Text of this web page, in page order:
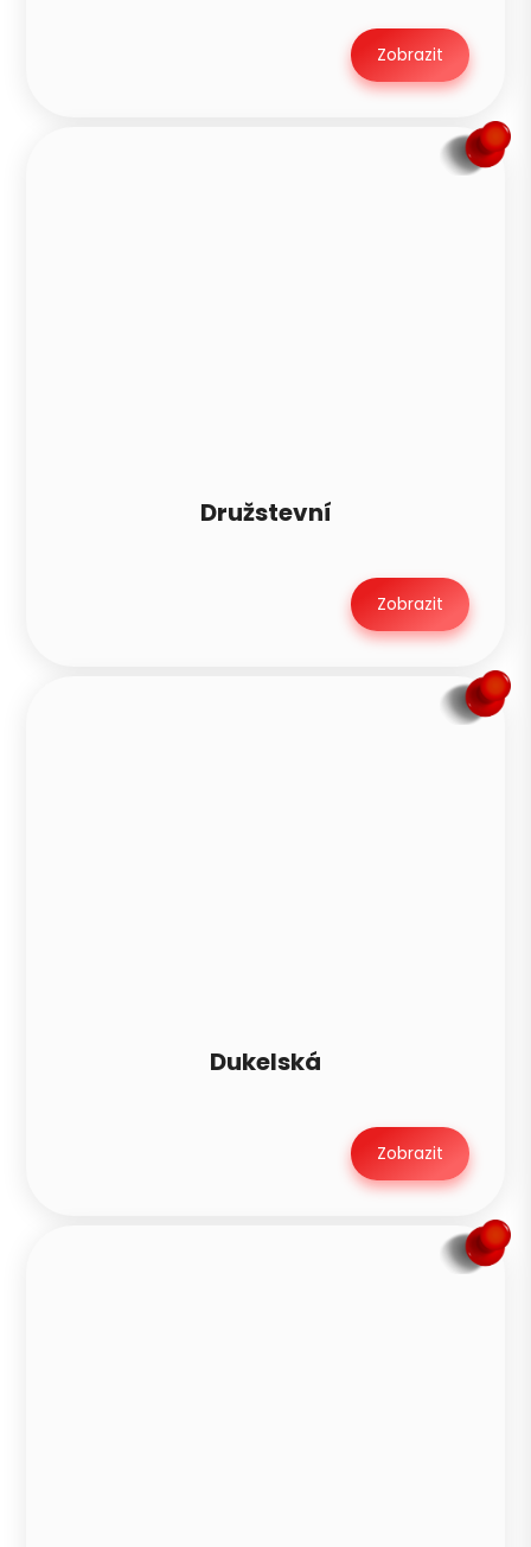
Zobrazit
Družstevní
Zobrazit
Dukelská
Zobrazit